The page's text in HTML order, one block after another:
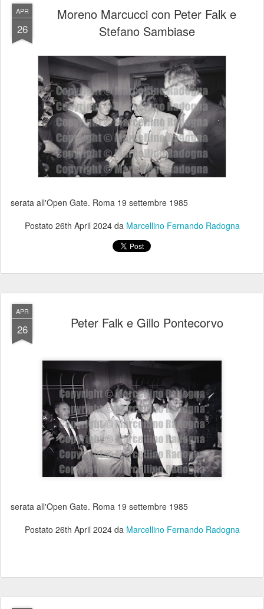
APR
26
Moreno Marcucci con Peter Falk e
Stefano Sambiase
serata all'Open Gate. Roma 19 settembre 1985
Postato 26th April 2024da Marcellino Fernando Radogna
APR
26 Peter Falk e Gillo Pontecorvo
serata all'Open Gate. Roma 19 settembre 1985
Postato 26th April 2024da Marcellino Fernando Radogna